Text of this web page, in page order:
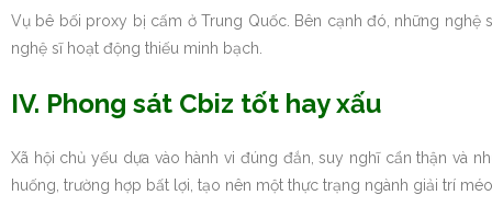
Vụ bê bối proxy bị cấm ở Trung Quốc. Bên cạnh đó, những
nghệ sĩ hoạt động thiếu minh bạch.
IV. Phong sát Cbiz tốt hay xấu
Xã hội chủ yếu dựa vào hành vi đúng đắn, suy nghĩ cẩn thận và
huống, trường hợp bất lợi, tạo nên một thực trạng ngành giải trí